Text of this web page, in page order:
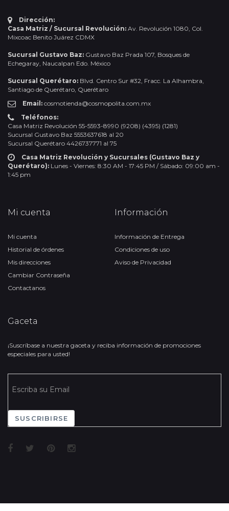
Dirección:
Casa Matriz / Sucursal Revolución: Av. Revolución 1080, Col.
Mixcoac Benito Juárez CDMX
Sucursal Gustavo Baz: Gustavo Baz Prada 107, Bosques de
Echegaray, Naucalpan Edo. México
Sucursal Querétaro: Blvd. Centro Sur #32, Fracc. La Alhambra,
Santiago de Querétaro, Querétaro
Email: cosmotienda@cosmopolita.com.mx
Teléfonos:
Casa Matriz Revolución 55-5593-8990 (9208) (4395) (1281)
Sucursal Gustavo Baz 5553637618 al 20
Sucursal Querétaro 4426737771 al 75
Casa Matriz Revolución y Sucursales (Gustavo Baz y
Querétaro): Lunes - Viernes: 8:30 AM - 17:45 PM / Sábado: 09:00 am -
1:45 pm
Mi cuenta
Mi cuenta
Historial de órdenes
Mis direcciones
Cambiar Contraseña
Contactanos
Información
Información de Entrega
Condiciones de uso
Aviso de Privacidad
Gaceta
¡Suscríbase a nuestra gaceta y reciba información de promociones
especiales para usted!
SUSCRIBIRSE